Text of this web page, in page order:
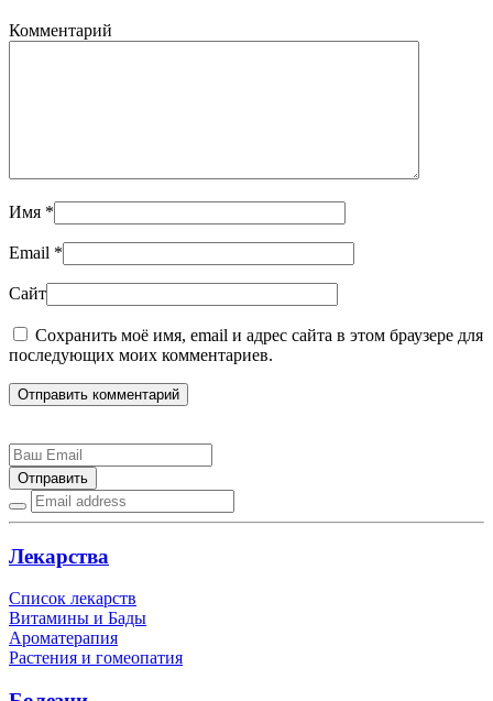
Комментарий
Имя *
Email *
Сайт
Сохранить моё имя, email и адрес сайта в этом браузере для
последующих моих комментариев.
Отправить комментарий
Отправить
Лекарства
Список лекарств
Витамины и Бады
Ароматерапия
Растения и гомеопатия